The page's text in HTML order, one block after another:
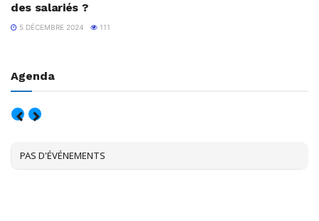
des salariés ?
5 DÉCEMBRE 2024 111
Agenda
PAS D'ÉVÉNEMENTS